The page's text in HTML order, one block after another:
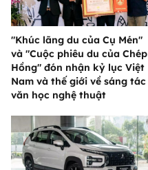
"Khúc lãng du của Cụ Mén"
và "Cuộc phiêu du của Chép
Hồng" đón nhận kỷ lục Việt
Nam và thế giới về sáng tác
văn học nghệ thuật